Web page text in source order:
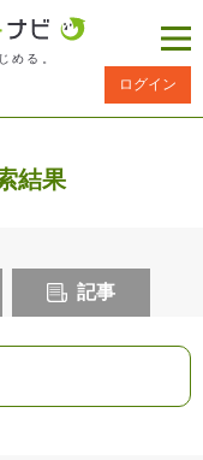
める。
ログイン
結果
記事